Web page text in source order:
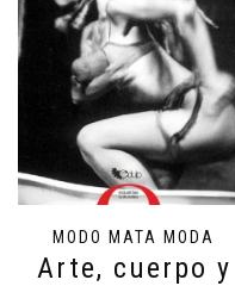
MODO MATA MODA
Arte, cuerpo y